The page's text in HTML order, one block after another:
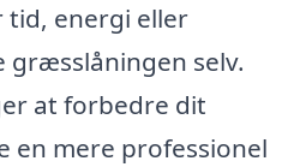
tid, energi eller
græsslåningen selv.
at forbedre dit
en mere professionel